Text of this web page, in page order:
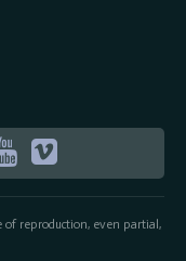
reproduction, even partial,